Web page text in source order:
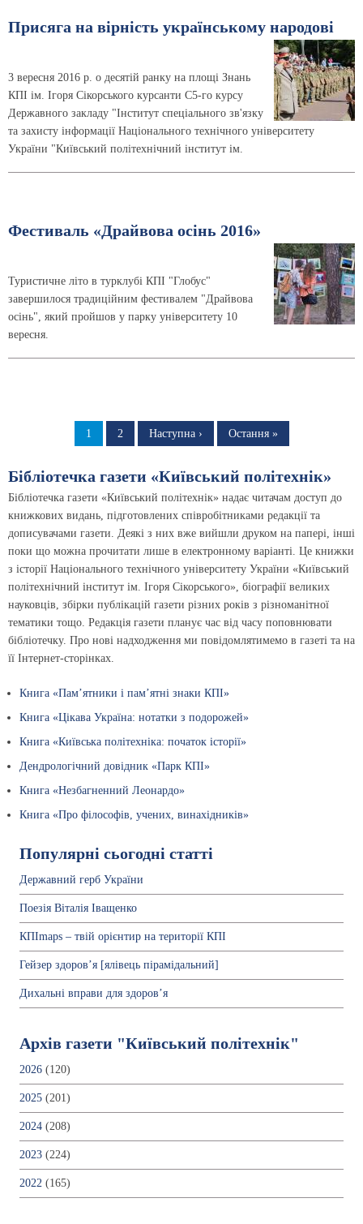
Присяга на вірність українському народові
3 вересня 2016 р. о десятій ранку на площі Знань
КПІ ім. Ігоря Сікорського курсанти C5-го курсу
Державного закладу "Інститут спеціального зв'язку
та захисту інформації Національного технічного університету
України "Київський політехнічний інститут ім.
Фестиваль «Драйвова осінь 2016»
Туристичне літо в турклубі КПІ "Глобус"
завершилося традиційним фестивалем "Драйвова
осінь", який пройшов у парку університету 10
вересня.
Сторінка
1 Сторінка
2
Наступна
Наступна ›
Остання
Остання »
Бібліотечка газети «Київський політехнік»
Бібліотечка газети «Київський політехнік» надає читачам доступ до
книжкових видань, підготовлених співробітниками редакції та
дописувачами газети. Деякі з них вже вийшли друком на папері, інші
поки що можна прочитати лише в електронному варіанті. Це книжки
з історії Національного технічного університету України «Київський
політехнічний інститут ім. Ігоря Сікорського», біографії великих
науковців, збірки публікацій газети різних років з різноманітної
тематики тощо. Редакція газети планує час від часу поповнювати
бібліотечку. Про нові надходження ми повідомлятимемо в газеті та на
її Інтернет-сторінках.
Книга «Пам’ятники і пам’ятні знаки КПІ»
Книга «Цікава Україна: нотатки з подорожей»
Книга «Київська політехніка: початок історії»
Дендрологічний довідник «Парк КПІ»
Книга «Незбагненний Леонардо»
Книга «Про філософів, учених, винахідників»
Популярні сьогодні статті
Державний герб України
Поезія Віталія Іващенко
КПІmaps – твій орієнтир на території КПІ
Гейзер здоров’я [ялівець пірамідальний]
Дихальні вправи для здоров’я
Архів газети "Київський політехнік"
2026 (120)
2025 (201)
2024 (208)
2023 (224)
2022 (165)